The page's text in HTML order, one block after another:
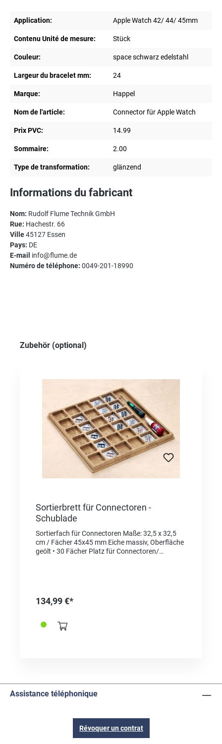
Application: Apple Watch 42/ 44/ 45mm
Contenu Unité de mesure: Stück
Couleur: space schwarz edelstahl
Largeur du bracelet mm: 24
Marque: Happel
Nom de l'article: Connector für Apple Watch
Prix PVC: 14.99
Sommaire: 2.00
Type de transformation: glänzend
Informations du fabricant
Nom: Rudolf Flume Technik GmbH
Rue: Hachestr. 66
Ville45127 Essen
Pays: DE
E-mail info@flume.de
Numéro de téléphone: 0049-201-18990
Ignorer la galerie de produits
Zubehör (optional)
Sortierbrett für Connectoren -
Schublade
Sortierfach für Connectoren Maße: 32,5 x 32,5
cm / Fächer 45x45 mm Eiche massiv, Oberfläche
geölt • 30 Fächer Platz für Connectoren/
134,99 €*
Assistance téléphonique
Révoquer un contrat